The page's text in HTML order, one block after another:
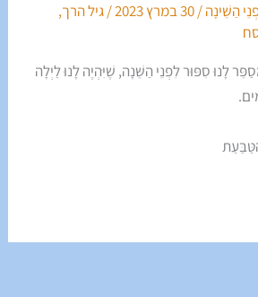
הַשֵּׁינָה/30 במרץ 2023 /גיל הרך,
לָנוּ סִפּוּר לִפְנֵי הַשֵּׁנָה, שֶׁיִּהְיֶה לָנוּ לַיְלָה